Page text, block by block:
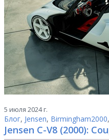
5 июля 2024 г.
Блог, Jensen, Birmingham2000,
Jensen C-V8 (2000):